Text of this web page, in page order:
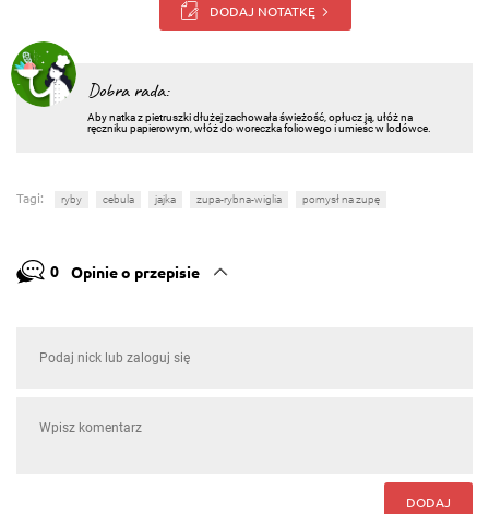
DODAJ NOTATKĘ
Dobra rada:
Aby natka z pietruszki dłużej zachowała świeżość, opłucz ją, ułóż na
ręczniku papierowym, włóż do woreczka foliowego i umieśc w lodówce.
Tagi: ryby cebula jajka zupa-rybna-wiglia pomysł na zupę
0 Opinie o przepisie
DODAJ